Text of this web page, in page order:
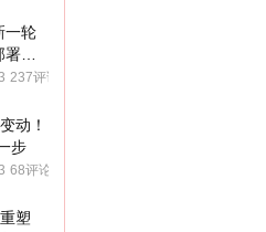
一轮
，
237评论
动！
步
68评论
塑